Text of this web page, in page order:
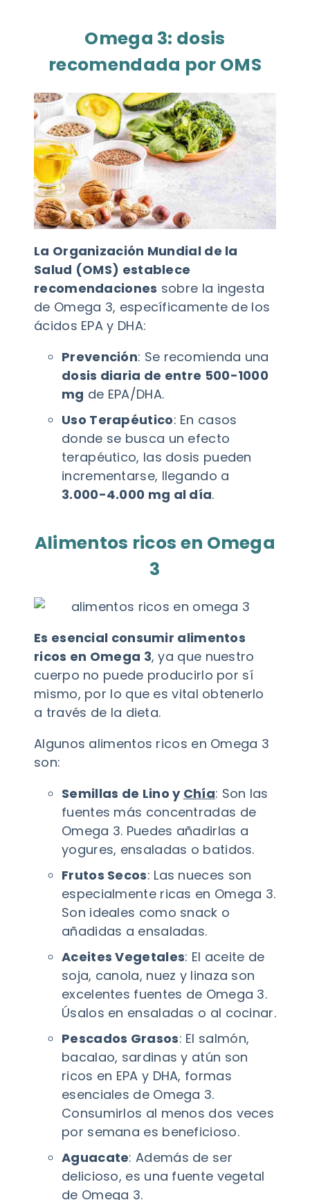
Omega 3: dosis
recomendada por OMS
La Organización Mundial de la
Salud (OMS) establece
recomendaciones sobre la ingesta
de Omega 3, específicamente de los
ácidos EPA y DHA:
Prevención: Se recomienda una
dosis diaria de entre 500-1000
mg de EPA/DHA.
Uso Terapéutico: En casos
donde se busca un efecto
terapéutico, las dosis pueden
incrementarse, llegando a
3.000-4.000 mg al día.
Alimentos ricos en Omega
3
Es esencial consumir alimentos
ricos en Omega 3, ya que nuestro
cuerpo no puede producirlo por sí
mismo, por lo que es vital obtenerlo
a través de la dieta.
Algunos alimentos ricos en Omega 3
son:
Semillas de Lino y Chía: Son las
fuentes más concentradas de
Omega 3. Puedes añadirlas a
yogures, ensaladas o batidos.
Frutos Secos: Las nueces son
especialmente ricas en Omega 3.
Son ideales como snack o
añadidas a ensaladas.
Aceites Vegetales: El aceite de
soja, canola, nuez y linaza son
excelentes fuentes de Omega 3.
Úsalos en ensaladas o al cocinar.
Pescados Grasos: El salmón,
bacalao, sardinas y atún son
ricos en EPA y DHA, formas
esenciales de Omega 3.
Consumirlos al menos dos veces
por semana es beneficioso.
Aguacate: Además de ser
delicioso, es una fuente vegetal
de Omega 3.